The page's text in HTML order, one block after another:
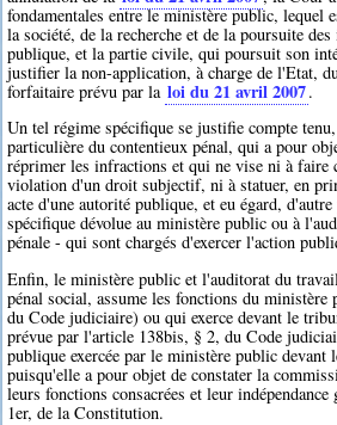
fondamentales entre le ministère public, lequel
la société, de la recherche et de la poursuite
publique, et la partie civile, qui poursuit son
justifier la non-application, à charge de l'Etat,
forfaitaire prévu par la loi du 21 avril 2007.
Un tel régime spécifique se justifie compte
particulière du contentieux pénal, qui a pour
réprimer les infractions et qui ne vise ni à faire
violation d'un droit subjectif, ni à statuer, en
acte d'une autorité publique, et eu égard,
spécifique dévolue au ministère public ou à
pénale - qui sont chargés d'exercer l'action
Enfin, le ministère public et l'auditorat du
pénal social, assume les fonctions du
du Code judiciaire) ou qui exerce devant le
prévue par l'article 138bis, § 2, du Code
publique exercée par le ministère public devant
puisqu'elle a pour objet de constater la
leurs fonctions consacrées et leur
1er, de la Constitution.